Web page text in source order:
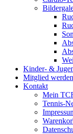
Kinder- &
Mitglied werden
Kontakt
Mein
Tennis-